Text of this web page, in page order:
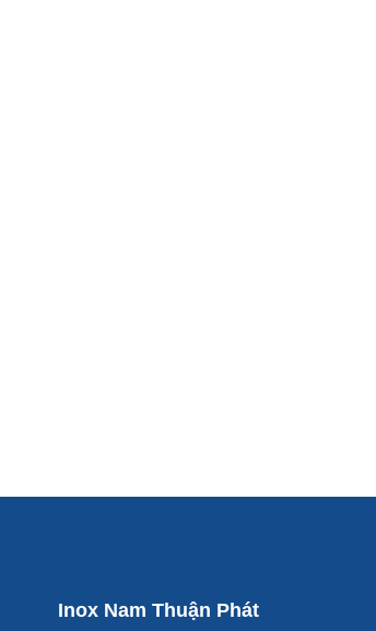
Inox Nam Thuận Phát